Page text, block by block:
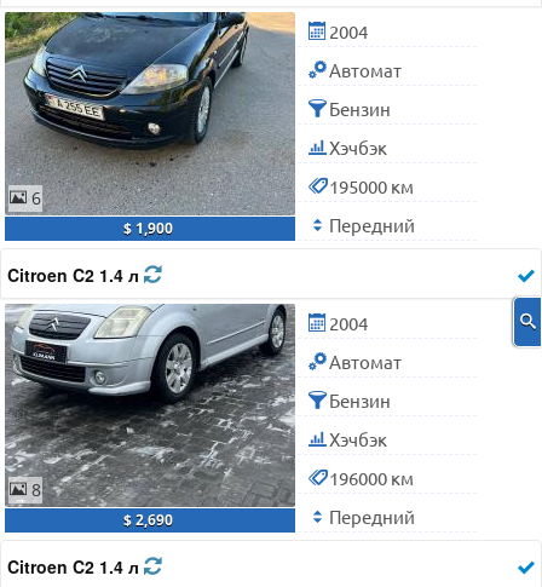
6
$ 1,900
2004
Автомат
Бензин
Хэчбэк
195000 км
Передний
Citroen C2 1.4 л
8
$ 2,690
2004
Автомат
Бензин
Хэчбэк
196000 км
Передний
Citroen C2 1.4 л